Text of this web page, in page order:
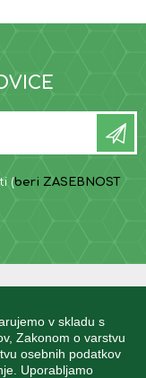
v skladu s
Zakonom o varstvu
osebnih podatkov
Uporabljamo
(beri ZASEBNOST